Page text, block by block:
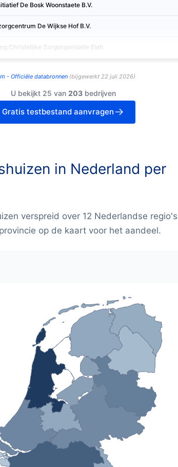
De Bosk Woonstaete B.V.
De Wijkse Hof B.V.
Christelijke Zorgorganisatie Elah
- Officiële databronnen(bijgewerkt 22 juli 2026)
U bekijkt 25 van 203bedrijven
Gratis testbestand aanvragen
in Nederland per
verspreid over 12 Nederlandse
op de kaart voor het aandeel.